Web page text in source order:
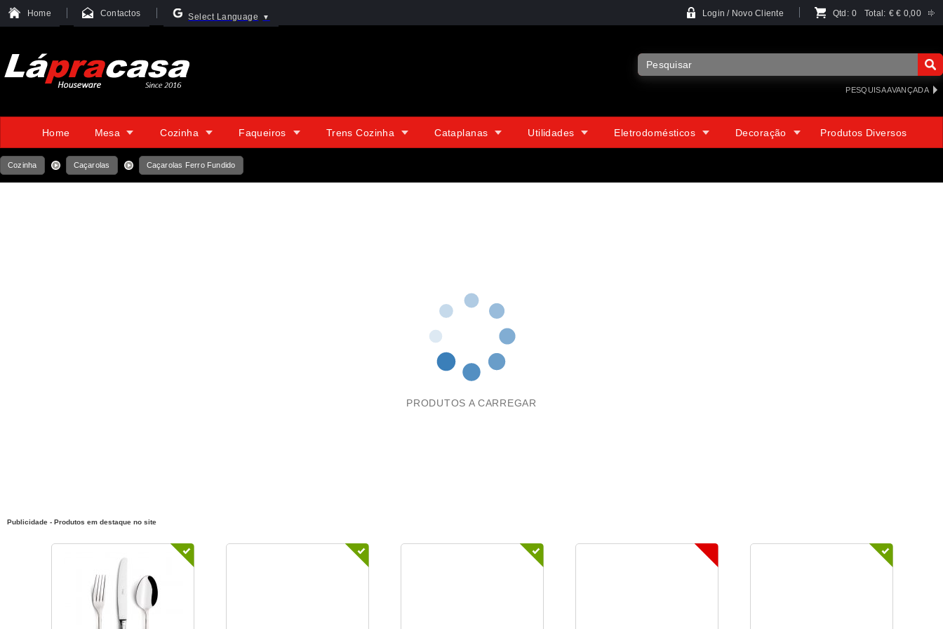
Home Contactos Select Language ▼ Login / Novo Cliente Qtd: 0 Total: €€ 0,00
PESQUISA AVANÇADA
Home Mesa Cozinha Faqueiros Trens Cozinha Cataplanas Utilidades Eletrodomésticos Decoração Produtos Diversos
Cozinha Caçarolas Caçarolas Ferro Fundido
PRODUTOS A CARREGAR
Publicidade - Produtos em destaque no site